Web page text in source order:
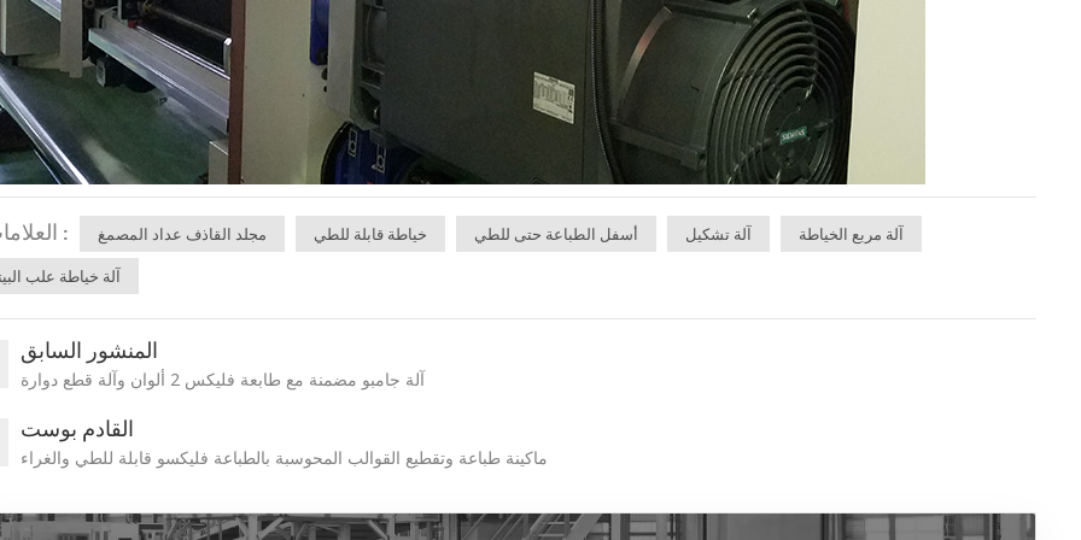
العلامات : مجلد القاذف عداد المصمغ خياطة قابلة للطي أسفل الطباعة حتى للطي آلة تشكيل
آلة مربع الخياطة
آلة خياطة علب
المنشور السابق
آلة جامبو مضمنة مع طابعة فليكس 2 ألوان وآلة قطع دوارة
القادم بوست
ماكينة طباعة وتقطيع القوالب المحوسبة بالطباعة فليكسو قابلة للطي والغراء